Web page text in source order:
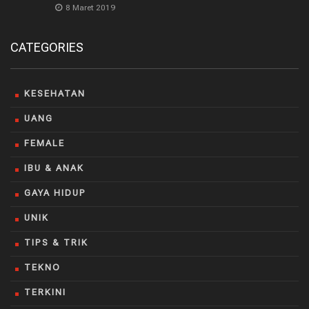
8 Maret 2019
CATEGORIES
KESEHATAN
UANG
FEMALE
IBU & ANAK
GAYA HIDUP
UNIK
TIPS & TRIK
TEKNO
TERKINI